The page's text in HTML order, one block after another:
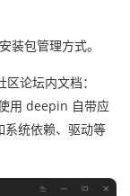
装包管理方式。
论坛内文档：
用 deepin 自带应
系统依赖、驱动等